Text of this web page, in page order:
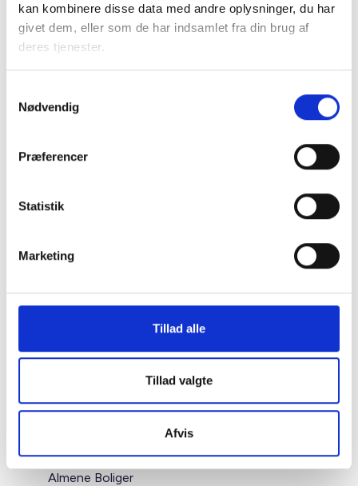
kan kombinere disse data med andre oplysninger, du har
givet dem, eller som de har indsamlet fra din brug af
deres tjenester.
Nødvendig
Præferencer
Statistik
Marketing
Tillad alle
Tillad valgte
Afvis
vælge hvilke situationer, du står i. Du kan blive
tvunget til at forholde dig til noget, uagtet
om det er din kerneopgave eller ej – det kan
være en opfarende beboer, en beboer der
eller en ældre beboer der tisser i sin opgang.
utryghed i arbejdet og blandt andre beboere.
Redskaber til at skabe tryghed og tillid i
Værktøjer til at håndtere svære
Refleksion over din egen rolle og
kommunikation
Undervisere
konsulent i BL – Danmarks Almene Boliger
Rikke Hansen, konsulent i BL – Danmarks
Almene Boliger